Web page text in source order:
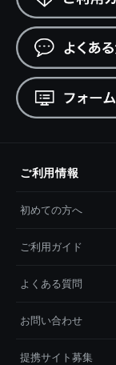
ご利用情報
初めての方へ
ご利用ガイド
よくある質問
お問い合わせ
提携サイト募集